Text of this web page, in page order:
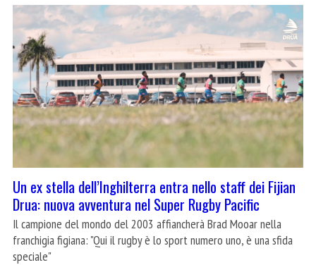
Un ex stella dell’Inghilterra entra nello staff dei Fijian
Drua: nuova avventura nel Super Rugby Pacific
Il campione del mondo del 2003 affiancherà Brad Mooar nella
franchigia figiana: "Qui il rugby è lo sport numero uno, è una sfida
speciale"